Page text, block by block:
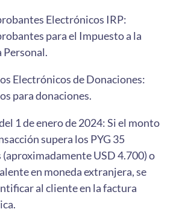
Electrónicos IRP:
para el Impuesto a la
Personal.
Electrónicos de Donaciones:
para donaciones.
1 de enero de 2024: Si el monto
supera los PYG 35
USD 4.700) o
en moneda extranjera, se
al cliente en la factura